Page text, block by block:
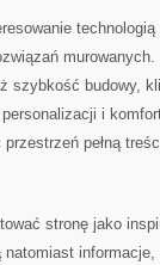
szybkość budowy,
i
pełną
stronę jako